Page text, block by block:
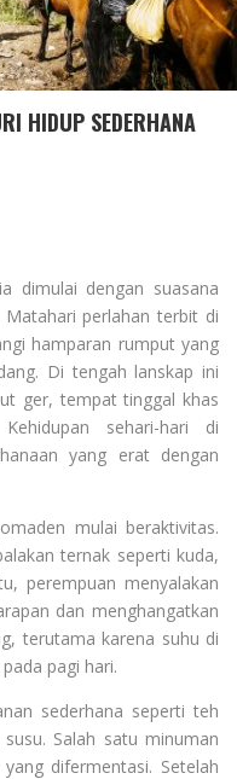
HIDUP SEDERHANA
dimulai dengan suasana
perlahan terbit di
hamparan rumput yang
Di tengah lanskap ini
ger, tempat tinggal khas
sehari-hari di
yang erat dengan
mulai beraktivitas.
ternak seperti kuda,
perempuan menyalakan
dan menghangatkan
terutama karena suhu di
pagi hari.
sederhana seperti teh
Salah satu minuman
difermentasi. Setelah